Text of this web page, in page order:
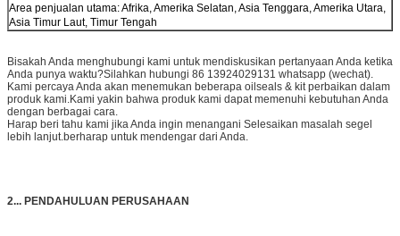
Area penjualan utama: Afrika, Amerika Selatan, Asia Tenggara, Amerika Utara,
Asia Timur Laut, Timur Tengah
Bisakah Anda menghubungi kami untuk mendiskusikan pertanyaan Anda ketika
Anda punya waktu?Silahkan hubungi 86 13924029131 whatsapp (wechat).
Kami percaya Anda akan menemukan beberapa oilseals & kit perbaikan dalam
produk kami.Kami yakin bahwa produk kami dapat memenuhi kebutuhan Anda
dengan berbagai cara.
Harap beri tahu kami jika Anda ingin menangani Selesaikan masalah segel
lebih lanjut.berharap untuk mendengar dari Anda.
2... PENDAHULUAN PERUSAHAAN